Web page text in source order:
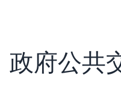
政府公共